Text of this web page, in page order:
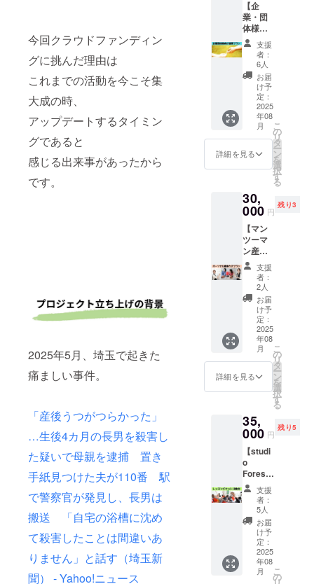
今回クラウドファンディン
グに挑んだ理由は
これまでの活動を今こそ集
大成の時、
アップデートするタイミン
グであると
感じる出来事があったから
です。
2025年5月、埼玉で起きた
痛ましい事件。
「産後うつがつらかった」
…生後4カ月の長男を殺害し
た疑いで母親を逮捕 置き
手紙見つけた夫が110番 駅
で警察官が発見し、長男は
搬送 「自宅の浴槽に沈め
て殺害したことは間違いあ
りません」と話す（埼玉新
聞） - Yahoo!ニュース
ばかり
なの
で、運
動が苦
手な方
や初心
者の方
も安心
してご
参加い
ただけ
ます。
このチ
ケット
して大
切な方
にプレ
ゼント
するこ
とも可
能。 育
児中の
ご友人
へ、
日々忙
しいご
家族
へ、
「ちょ
と息つ
いて
いを込
めて
贈って
みては
いかが
でしょ
うか。 -
-----------
-----------
-----------
-----------
-----------
-----------
------ ・
安心
で、 講
座や
ワーク
ショッ
プ、マ
マ会や
小規模
なイベ
ントな
ど、 さ
まざま
な用途
でご利
回のク
ラウド
ファン
ディン
グで
は、そ
んな
「Base
」を5時
間ご利
用いた
だける
リター
ンをご
用意し
た。 自
分の時
るため
に使っ
ても、
大切な
誰かに
プレゼ
ントし
ても
OK。
使って
みたい
と思っ
たとき
が、
きっと
スペー
ス
「Base
」は、
そんな
想いか
ら生ま
れまし
た。 木
のぬく
もりを
感じる
空間
は、赤
小さな
お子さ
んにも
安心
で、 講
座や
ワーク
ショッ
プ、マ
マ会や
小規模
なイベ
ントな
ど、 さ
まざま
な用途
でご利
回のク
ラウド
ファン
ディン
グで
は、そ
んな
「Base
」を12
時間ご
利用い
ただけ
るリ
ターン
をご用
【企
業・団
体様向
け協賛
プラ
ン】 私
たちの
想い
に、共
に力
を。〜
未来の
「当た
り前」
をつく
る仲間
て〜 私
たちの
活動に
共感
し、共
に歩ん
でくだ
さる企
業・団
体様か
らのご
支援
を、心
よりお
待ちし
ており
ます。
特別な
リター
ンはご
ざいま
せん。
です
が、私
たちの
活動を
共に支
える
「仲
間」と
して、
公式サ
支援
者：
6人
お届
け予
定：
2025
年08
月
詳細を見る
こ
の
リ
タ
ー
ン
を
選
択
す
る
30,
000 円
残り3
【マン
ツーマ
ン産後
ケア
セッ
ション
（60
分）】
〜がん
ばりす
ぎてい
るママ
の心と
身体
に、ひ
と息つ
間を〜
出産っ
て、
ゴール
じゃな
くて新
しいス
ター
ト。 だ
けど…
始まっ
てみた
ら、想
像以上
に大変
支援
者：
2人
お届
け予
定：
2025
年08
月
詳細を見る
こ
の
リ
タ
ー
ン
を
選
択
す
る
35,
000 円
残り5
【studi
o
Forest
park
レッス
ンチ
ケット
10枚付
応援プ
ラン】
自分の
心と体
支援
者：
5人
お届
け予
定：
2025
年08
月
こ
の